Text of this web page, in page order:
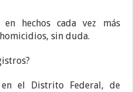
en hechos cada vez más
sin duda.
en el Distrito Federal, de